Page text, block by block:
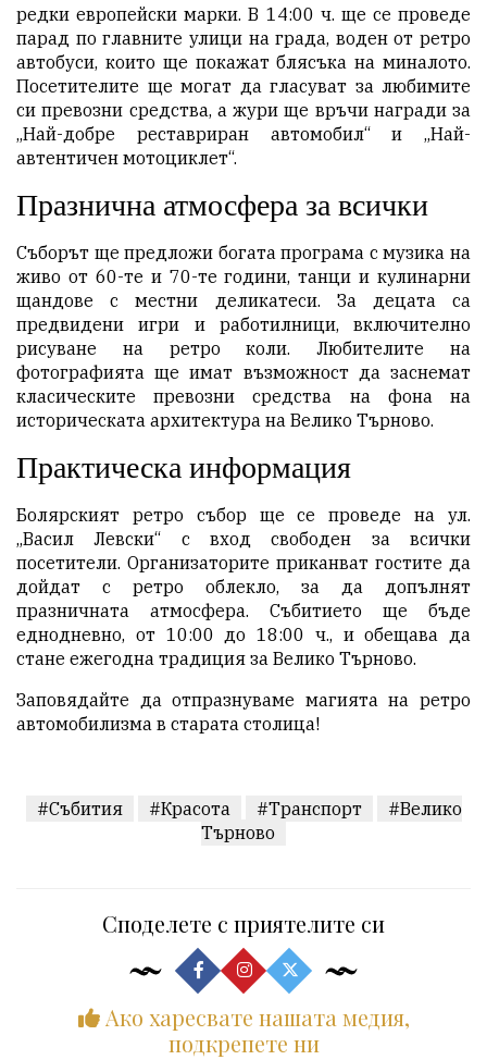
редки европейски марки. В 14:00 ч. ще се проведе
парад по главните улици на града, воден от ретро
автобуси, които ще покажат блясъка на миналото.
Посетителите ще могат да гласуват за любимите
си превозни средства, а жури ще връчи награди за
„Най-добре реставриран автомобил“ и „Най-
автентичен мотоциклет“.
Празнична атмосфера за всички
Съборът ще предложи богата програма с музика на
живо от 60-те и 70-те години, танци и кулинарни
щандове с местни деликатеси. За децата са
предвидени игри и работилници, включително
рисуване на ретро коли. Любителите на
фотографията ще имат възможност да заснемат
класическите превозни средства на фона на
историческата архитектура на Велико Търново.
Практическа информация
Болярският ретро събор ще се проведе на ул.
„Васил Левски“ с вход свободен за всички
посетители. Организаторите приканват гостите да
дойдат с ретро облекло, за да допълнят
празничната атмосфера. Събитието ще бъде
еднодневно, от 10:00 до 18:00 ч., и обещава да
стане ежегодна традиция за Велико Търново.
Заповядайте да отпразнуваме магията на ретро
автомобилизма в старата столица!
#Събития #Красота #Транспорт
#Велико
Търново
Споделете с приятелите си
Ако харесвате нашата медия,
подкрепете ни